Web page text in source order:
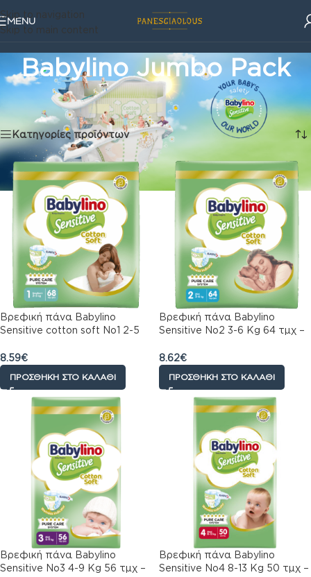
Skip to navigation
Skip to main content
MENU
Babylino Jumbo Pack
Παιδικές πάνες /Παιδικες Πανες Babylino
Babylino Jumbo Pack
Προβάλλονται όλα - 8 αποτελέσματα
Κατηγορίες προϊόντων
Βρεφική πάνα Babylino
Sensitive cotton soft No1 2-5
8.59€
ΠΡΟΣΘΉΚΗ ΣΤΟ ΚΑΛΆΘΙ
Βρεφική πάνα Babylino
Sensitive No2 3-6 Kg 64 τμχ –
Δέρμα
8.62€
ΠΡΟΣΘΉΚΗ ΣΤΟ ΚΑΛΆΘΙ
Βρεφική πάνα Babylino
Sensitive No3 4-9 Kg 56 τμχ –
Βρεφική πάνα Babylino
Sensitive No4 8-13 Kg 50 τμχ –